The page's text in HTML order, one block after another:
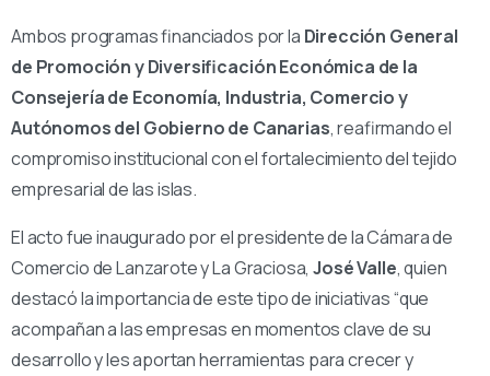
Ambos programas financiados por la Dirección General
de Promoción y Diversificación Económica de la
Consejería de Economía, Industria, Comercio y
Autónomos del Gobierno de Canarias, reafirmando el
compromiso institucional con el fortalecimiento del tejido
empresarial de las islas.
El acto fue inaugurado por el presidente de la Cámara de
Comercio de Lanzarote y La Graciosa,José Valle, quien
destacó la importancia de este tipo de iniciativas “que
acompañan a las empresas en momentos clave de su
desarrollo y les aportan herramientas para crecer y